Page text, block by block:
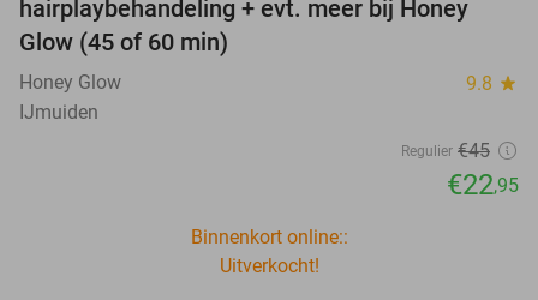
hairplaybehandeling + evt. meer bij Honey
Glow (45 of 60 min)
Honey Glow 9.8 star
IJmuiden
Regulier €45
€22,95
Binnenkort online::
Uitverkocht!